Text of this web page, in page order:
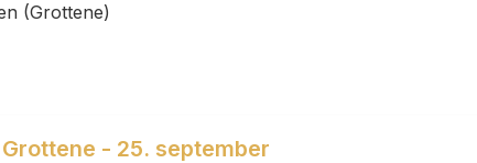
(Grottene)
- 25. september